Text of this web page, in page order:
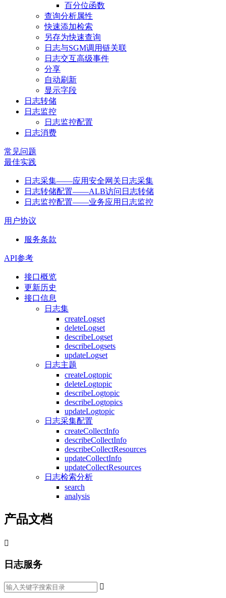
百分位函数
查询分析属性
快速添加检索
另存为快速查询
日志与SGM调用链关联
日志交互高级事件
分享
自动刷新
显示字段
日志转储
日志监控
日志监控配置
日志消费
常见问题
最佳实践
日志采集——应用安全网关日志采集
日志转储配置——ALB访问日志转储
日志监控配置——业务应用日志监控
用户协议
服务条款
API参考
接口概览
更新历史
接口信息
日志集
createLogset
deleteLogset
describeLogset
describeLogsets
updateLogset
日志主题
createLogtopic
deleteLogtopic
describeLogtopic
describeLogtopics
updateLogtopic
日志采集配置
createCollectInfo
describeCollectInfo
describeCollectResources
updateCollectInfo
updateCollectResources
日志检索分析
search
analysis
产品文档

日志服务
